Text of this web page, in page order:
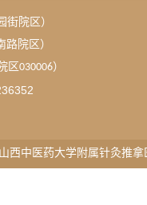
院区）
院区）
030006）
山西中医药大学附属针灸推拿